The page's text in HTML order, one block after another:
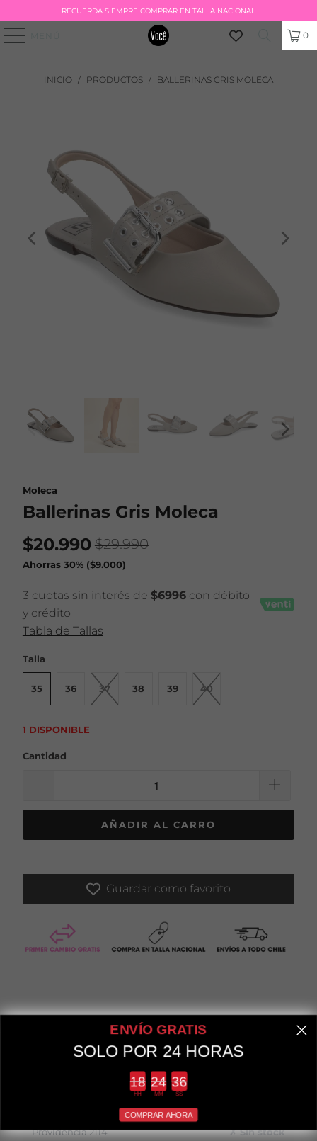
RECUERDA SIEMPRE COMPRAR EN TALLA NACIONAL
0
INICIO / PRODUCTOS / BALLERINAS GRIS MOLECA
Moleca
Ballerinas Gris Moleca
$20.990 $29.990
Ahorras 30% ($9.000)
3 cuotas sin interés de $6996con débito
y crédito
Tabla de Tallas
Talla
35 36 37 38 39 40
1 DISPONIBLE
Cantidad
AÑADIR AL CARRO
Guardar como favorito
Disponibilidad en tiendas
Providencia 2114 ✗ Sin stock
ENVÍO GRATIS
SOLO POR 24 HORAS
Countdown ends in:
HH MM SS
COMPRAR AHORA